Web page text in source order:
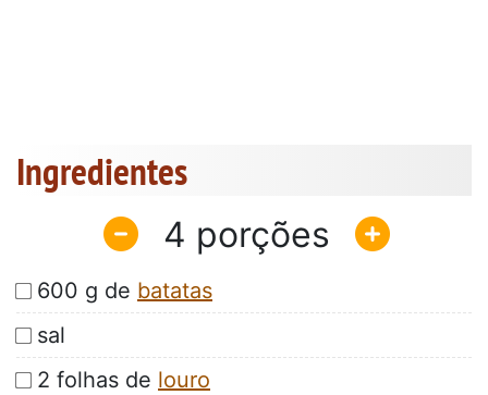
Ingredientes
4
600 g de batatas
sal
2 folhas de louro